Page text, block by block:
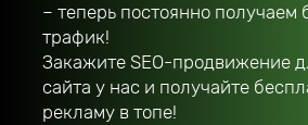
– теперь постоянно получаем
трафик!
Закажите SEO-продвижение
сайта у нас и получайте
рекламу в топе!